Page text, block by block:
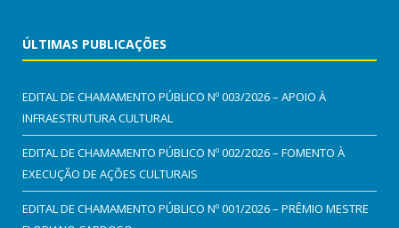
ÚLTIMAS PUBLICAÇÕES
EDITAL DE CHAMAMENTO PÚBLICO Nº 003/2026 – APOIO À
INFRAESTRUTURA CULTURAL
EDITAL DE CHAMAMENTO PÚBLICO Nº 002/2026 – FOMENTO À
EXECUÇÃO DE AÇÕES CULTURAIS
EDITAL DE CHAMAMENTO PÚBLICO Nº 001/2026 – PRÊMIO MESTRE